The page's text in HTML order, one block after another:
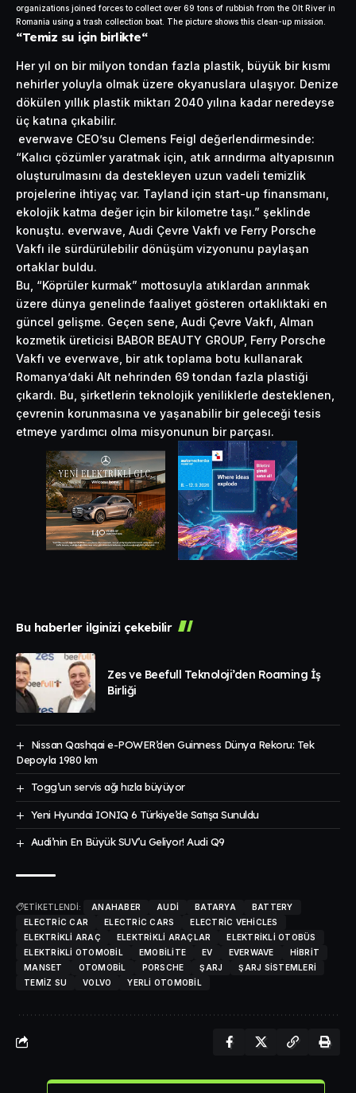
organizations joined forces to collect over 69 tons of rubbish from the Olt River in
Romania using a trash collection boat. The picture shows this clean-up mission.
“Temiz su için birlikte“
Her yıl on bir milyon tondan fazla plastik, büyük bir kısmı
nehirler yoluyla olmak üzere okyanuslara ulaşıyor. Denize
dökülen yıllık plastik miktarı 2040 yılına kadar neredeyse
üç katına çıkabilir.
everwave CEO’su Clemens Feigl değerlendirmesinde:
“Kalıcı çözümler yaratmak için, atık arındırma altyapısının
oluşturulmasını da destekleyen uzun vadeli temizlik
projelerine ihtiyaç var. Tayland için start-up finansmanı,
ekolojik katma değer için bir kilometre taşı.” şeklinde
konuştu. everwave, Audi Çevre Vakfı ve Ferry Porsche
Vakfı ile sürdürülebilir dönüşüm vizyonunu paylaşan
ortaklar buldu.
Bu, “Köprüler kurmak” mottosuyla atıklardan arınmak
üzere dünya genelinde faaliyet gösteren ortaklıktaki en
güncel gelişme. Geçen sene, Audi Çevre Vakfı, Alman
kozmetik üreticisi BABOR BEAUTY GROUP, Ferry Porsche
Vakfı ve everwave, bir atık toplama botu kullanarak
Romanya’daki Alt nehrinden 69 tondan fazla plastiği
çıkardı. Bu, şirketlerin teknolojik yeniliklerle desteklenen,
çevrenin korunmasına ve yaşanabilir bir geleceği tesis
etmeye yardımcı olma misyonunun bir parçası.
Bu haberler ilginizi çekebilir
Zes ve Beefull Teknoloji’den Roaming İş
Birliği
Nissan Qashqai e-POWER’den Guinness Dünya Rekoru: Tek
Depoyla 1980 km
Togg’un servis ağı hızla büyüyor
Yeni Hyundai IONIQ 6 Türkiye’de Satışa Sunuldu
Audi’nin En Büyük SUV’u Geliyor! Audi Q9
ETİKETLENDİ: ANAHABER AUDI BATARYA
BATTERY
ELECTRIC CAR
ELECTRIC CARS
ELECTRIC VEHICLES
ELEKTRIKLI ARAÇ
ELEKTRIKLI ARAÇLAR
ELEKTRIKLI OTOBÜS
ELEKTRIKLI OTOMOBIL
EMOBILITE EV EVERWAVE
HIBRIT
MANSET
OTOMOBIL PORSCHE ŞARJ
ŞARJ SISTEMLERI
TEMIZ SU
VOLVO YERLI OTOMOBIL